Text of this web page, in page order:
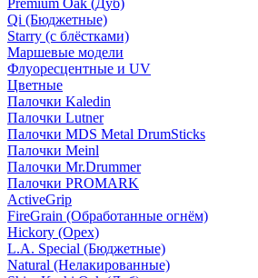
Premium Oak (Дуб)
Qi (Бюджетные)
Starry (с блёстками)
Маршевые модели
Флуоресцентные и UV
Цветные
Палочки Kaledin
Палочки Lutner
Палочки MDS Metal DrumSticks
Палочки Meinl
Палочки Mr.Drummer
Палочки PROMARK
ActiveGrip
FireGrain (Обработанные огнём)
Hickory (Орех)
L.A. Special (Бюджетные)
Natural (Нелакированные)